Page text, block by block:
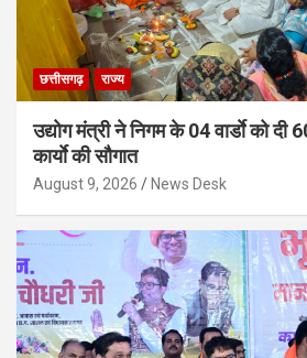
छत्तीसगढ़ राज्य
उद्योग मंत्री ने निगम के 04 वार्डाे को
कार्याे की सौगात
August 9, 2026 News Desk